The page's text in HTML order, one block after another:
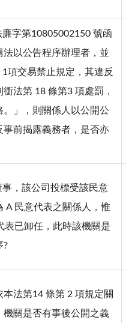
字第10805002150 號函
以公告程序辦理者，並
項交易禁止規定，其違反
法第 18 條第3 項處罰，
」，則關係人以公開公
前揭露義務者，是否亦
，該公司投標受該民意
A 民意代表之關係人，惟
表已卸任，此時該機關是
?
法第14 條第 2 項規定關
關是否有事後公開之義